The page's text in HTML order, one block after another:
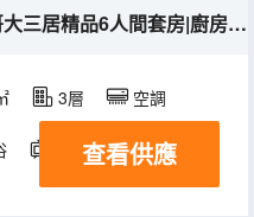
摩洛哥大三居精品6人間套房|廚房＋洗衣機＋冰箱
3層 空調
電視機
查看供應